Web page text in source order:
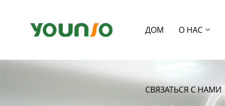
ДОМ О НАС
СВЯЗАТЬСЯ С НАМИ